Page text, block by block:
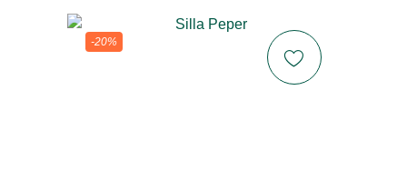
-20%